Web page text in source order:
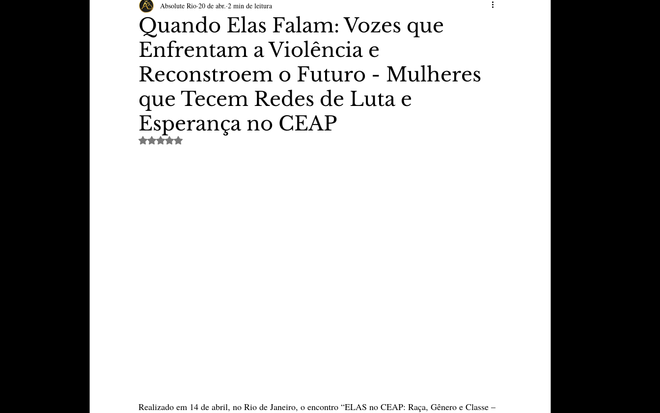
Gastronomia & Turismo Social & Estilos
TheVipClubBusiness Revistas The Vip Club Business Marujo Carioca
Educação & Tecnologia Esporte & Lazer Carnaval São Paulo Negocio
Quando Elas Falam: Vozes que
Enfrentam a Violência e
Reconstroem o Futuro - Mulheres
que Tecem Redes de Luta e
Esperança no CEAP
Absolute Rio 20 de abr. 2 min de leitura
Avaliado com NaN de 5 estrelas.
Realizado em 14 de abril, no Rio de Janeiro, o encontro “ELAS no CEAP: Raça, Gênero e Classe –